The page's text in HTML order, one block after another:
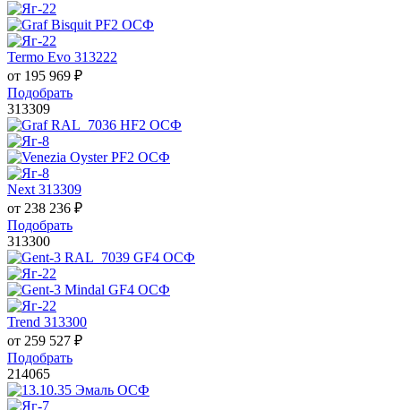
Termo Evo 313222
от 195 969 ₽
Подобрать
313309
Next 313309
от 238 236 ₽
Подобрать
313300
Trend 313300
от 259 527 ₽
Подобрать
214065